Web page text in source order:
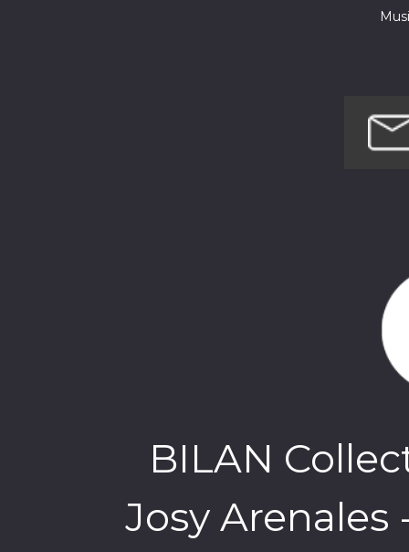
BILAN
Josy Arenales